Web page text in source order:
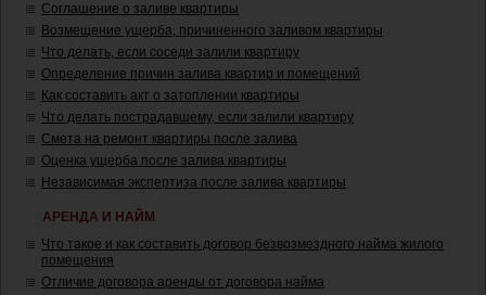
Соглашение о заливе квартиры
Возмещение ущерба, причиненного заливом квартиры
Что делать, если соседи залили квартиру
Определение причин залива квартир и помещений
Как составить акт о затоплении квартиры
Что делать пострадавшему, если залили квартиру
Смета на ремонт квартиры после залива
Оценка ущерба после залива квартиры
Независимая экспертиза после залива квартиры
АРЕНДА И НАЙМ
Что такое и как составить договор безвозмездного найма жилого
помещения
Отличие договора аренды от договора найма